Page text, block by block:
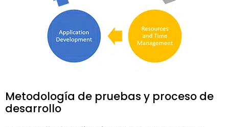
Metodología de pruebas y proceso de
desarrollo